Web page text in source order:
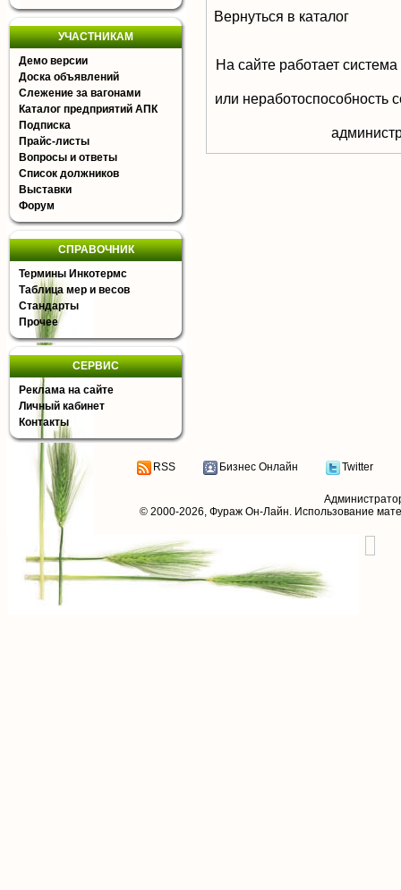
УЧАСТНИКАМ
Демо версии
Доска объявлений
Слежение за вагонами
Каталог предприятий АПК
Подписка
Прайс-листы
Вопросы и ответы
Список должников
Выставки
Форум
СПРАВОЧНИК
Термины Инкотермс
Таблица мер и весов
Стандарты
Прочее
СЕРВИС
Реклама на сайте
Личный кабинет
Контакты
Вернуться в каталог
На сайте работает
или неработоспособность
RSS Бизнес Онлайн Twitter
© 2000-2026, Фураж Он-Лайн. Использование